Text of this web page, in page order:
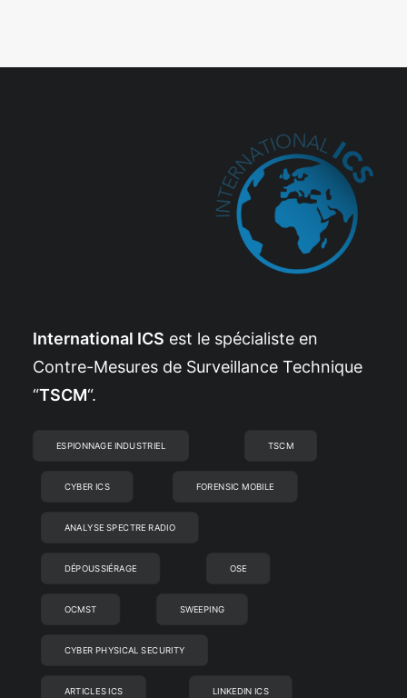
International ICS est le spécialiste en
Contre-Mesures de Surveillance Technique
“TSCM“.
ESPIONNAGE INDUSTRIEL TSCM
CYBER ICS FORENSIC MOBILE
ANALYSE SPECTRE RADIO
DÉPOUSSIÉRAGE OSE
OCMST SWEEPING
CYBER PHYSICAL SECURITY
ARTICLES ICS LINKEDIN ICS